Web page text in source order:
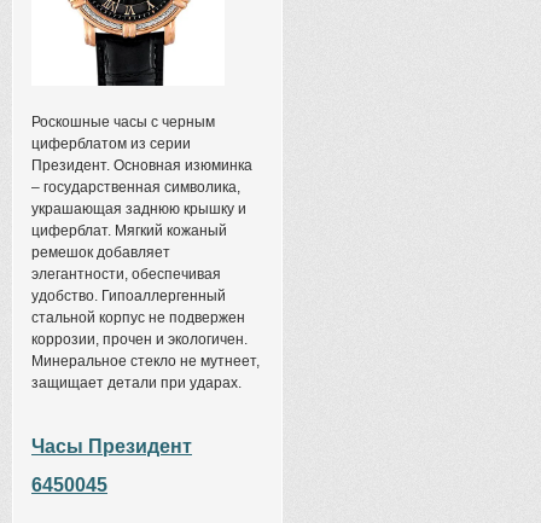
Роскошные часы с черным
циферблатом из серии
Президент. Основная изюминка
– государственная символика,
украшающая заднюю крышку и
циферблат. Мягкий кожаный
ремешок добавляет
элегантности, обеспечивая
удобство. Гипоаллергенный
стальной корпус не подвержен
коррозии, прочен и экологичен.
Минеральное стекло не мутнеет,
защищает детали при ударах.
Часы Президент
6450045